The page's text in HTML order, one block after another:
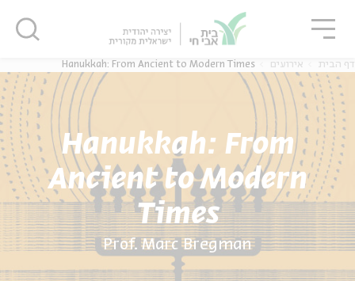
דף הבית אירועים Hanukkah: From Ancient to Modern Times
Hanukkah: From
Ancient to Modern
Times
Prof. Marc Bregman
סגור